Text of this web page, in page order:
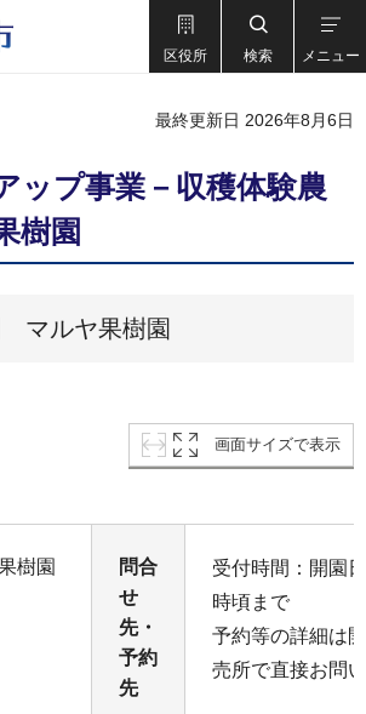
区役所 検索 メニュー
最終更新日 2026年8月6日
ップ事業－収穫体験農
樹園
マルヤ果樹園
画面サイズで表示
樹園
問合
せ
先・
予約
先
受付時間：開園
時頃まで
予約等の詳細は
売所で直接お問